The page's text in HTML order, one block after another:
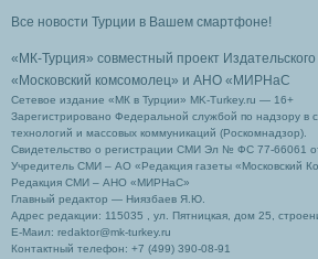
Все новости Турции в Вашем смартфоне!
«МК-Турция» совместный проект
«Московский комсомолец» и АНО «МИРНаС
Сетевое издание «МК в Турции» MK-Turkey.ru — 16+
Зарегистрировано Федеральной службой по надзору
технологий и массовых коммуникаций (Роскомнадзор).
Свидетельство о регистрации СМИ Эл № ФС 77-66061
Учредитель СМИ – АО «Редакция газеты «Московский
Редакция СМИ – АНО «МИРНаС»
Главный редактор — Ниязбаев Я.Ю.
Адрес редакции: 115035 , ул. Пятницкая, дом 25,
Е-Маил: redaktor@mk-turkey.ru
Контактный телефон: +7 (499) 390-08-91